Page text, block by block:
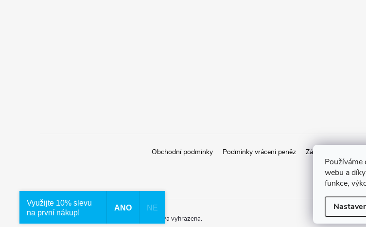
webu a
funkce,
Obchodní podmínky Podmínky vrácení peněz Zásady ochrany
Copyright 2026 . Všechna práva vyhrazena.
Využijte 10% slevu
na první nákup!
ANO NE